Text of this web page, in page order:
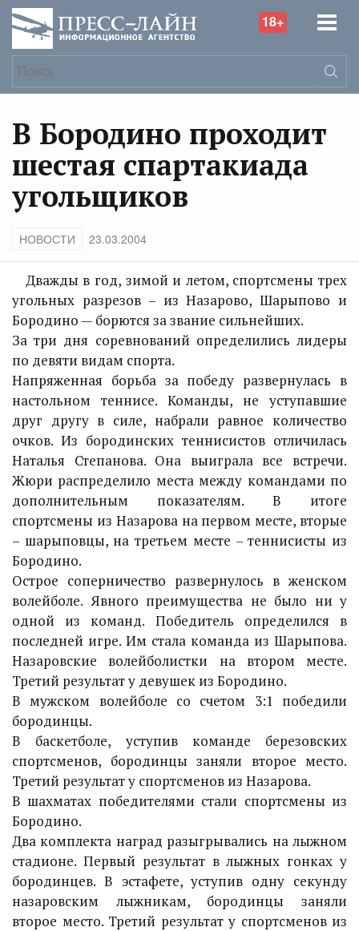
18+
В Бородино проходит
шестая спартакиада
угольщиков
НОВОСТИ 23.03.2004
Дважды в год, зимой и летом, спортсмены трех
угольных разрезов – из Назарово, Шарыпово и
Бородино — борются за звание сильнейших.
За три дня соревнований определились лидеры
по девяти видам спорта.
Напряженная борьба за победу развернулась в
настольном теннисе. Команды, не уступавшие
друг другу в силе, набрали равное количество
очков. Из бородинских теннисистов отличилась
Наталья Степанова. Она выиграла все встречи.
Жюри распределило места между командами по
дополнительным показателям. В итоге
спортсмены из Назарова на первом месте, вторые
– шарыповцы, на третьем месте – теннисисты из
Бородино.
Острое соперничество развернулось в женском
волейболе. Явного преимущества не было ни у
одной из команд. Победитель определился в
последней игре. Им стала команда из Шарыпова.
Назаровские волейболистки на втором месте.
Третий результат у девушек из Бородино.
В мужском волейболе со счетом 3:1 победили
бородинцы.
В баскетболе, уступив команде березовских
спортсменов, бородинцы заняли второе место.
Третий результат у спортсменов из Назарова.
В шахматах победителями стали спортсмены из
Бородино.
Два комплекта наград разыгрывались на лыжном
стадионе. Первый результат в лыжных гонках у
бородинцев. В эстафете, уступив одну секунду
назаровским лыжникам, бородинцы заняли
второе место. Третий результат у спортсменов из